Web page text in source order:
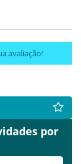
avaliação!
por